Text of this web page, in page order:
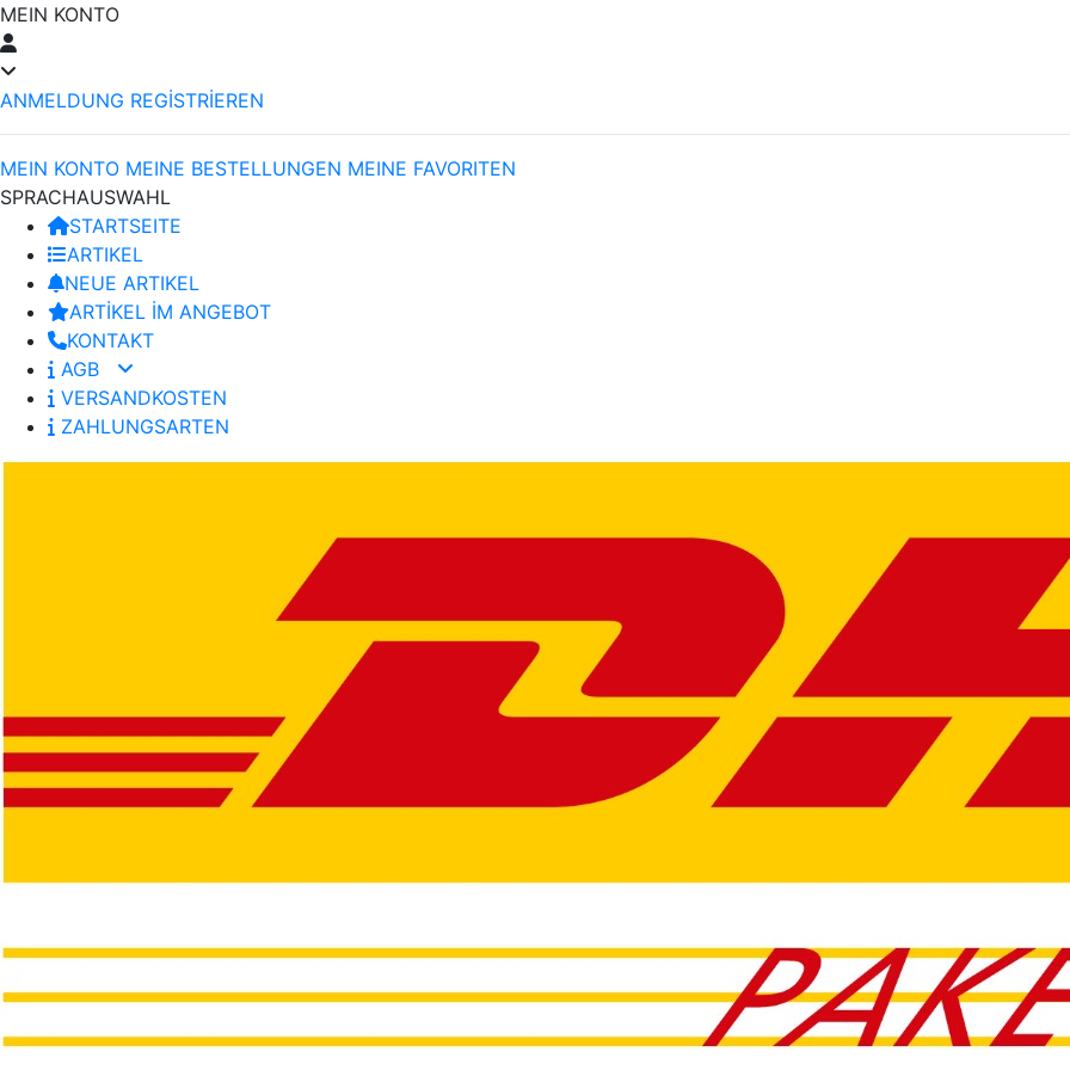
MEIN KONTO
ANMELDUNG REGİSTRİEREN
MEIN KONTO MEINE BESTELLUNGEN MEINE FAVORITEN
SPRACHAUSWAHL
STARTSEITE
ARTIKEL
NEUE ARTIKEL
ARTİKEL İM ANGEBOT
KONTAKT
AGB
VERSANDKOSTEN
ZAHLUNGSARTEN